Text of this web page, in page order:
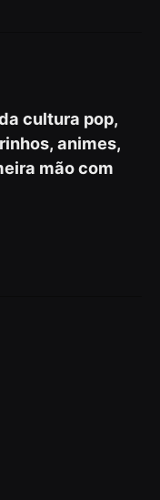
cultura pop,
animes,
mão com